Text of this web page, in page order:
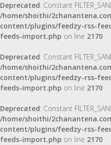
Deprecated: Constant
/home/shoithi/
content/plugins/feedzy-rss-
feeds-import.php on line 2170
Deprecated: Constant
/home/shoithi/
content/plugins/feedzy-rss-
feeds-import.php on line 2170
Deprecated: Constant
/home/shoithi/
content/plugins/feedzy-rss-
feeds-import.php on line 2170